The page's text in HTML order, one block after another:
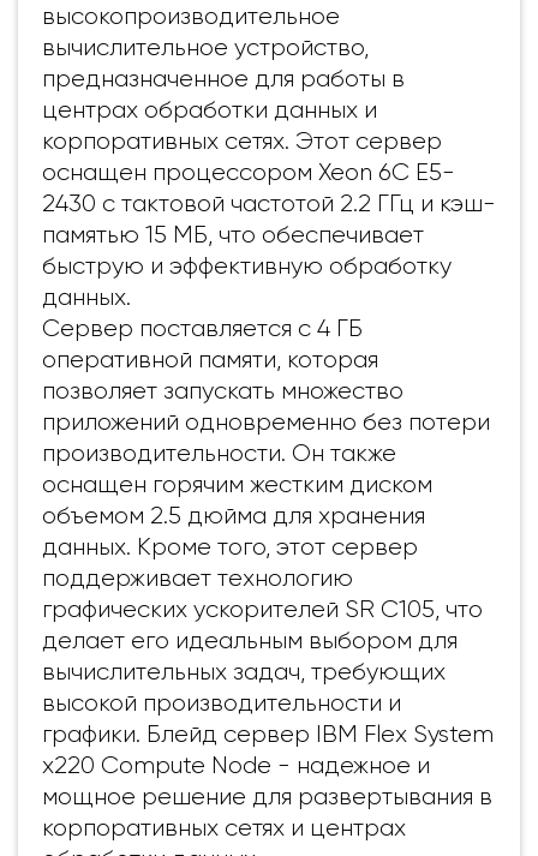
высокопроизводительное
вычислительное устройство,
предназначенное для работы в
центрах обработки данных и
корпоративных сетях. Этот сервер
оснащен процессором Xeon 6C E5-
2430 с тактовой частотой 2.2 ГГц и кэш-
памятью 15 МБ, что обеспечивает
быструю и эффективную обработку
данных.
Сервер поставляется с 4 ГБ
оперативной памяти, которая
позволяет запускать множество
приложений одновременно без потери
производительности. Он также
оснащен горячим жестким диском
объемом 2.5 дюйма для хранения
данных. Кроме того, этот сервер
поддерживает технологию
графических ускорителей SR C105, что
делает его идеальным выбором для
вычислительных задач, требующих
высокой производительности и
графики. Блейд сервер IBM Flex System
x220 Compute Node - надежное и
мощное решение для развертывания в
корпоративных сетях и центрах